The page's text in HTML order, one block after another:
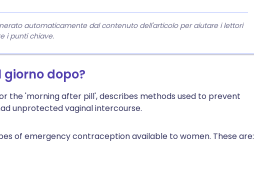
automaticamente dal contenuto dell'articolo per aiutare i lettori
i punti chiave.
giorno dopo?
the 'morning after pill', describes methods used to prevent
unprotected vaginal intercourse.
of emergency contraception available to women. These are: